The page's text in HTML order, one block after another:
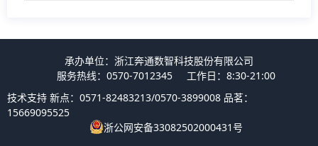
承办单位：浙江奔通数智科技股份有限公司
服务热线：0570-7012345
工作日：8:30-21:00
技术支持 新点：0571-82483213/0570-3899008 品茗：
15669095525
浙公网安备33082502000431号